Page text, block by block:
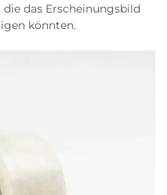
das Erscheinungsbild
könnten.